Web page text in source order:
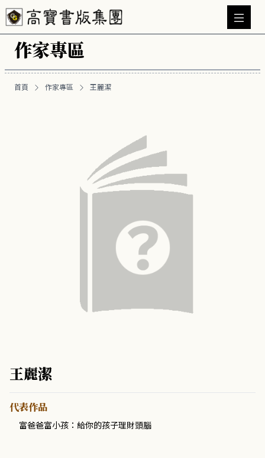
作家專區
首頁 作家專區 王麗潔
王麗潔
代表作品
富爸爸富小孩：給你的孩子理財頭腦